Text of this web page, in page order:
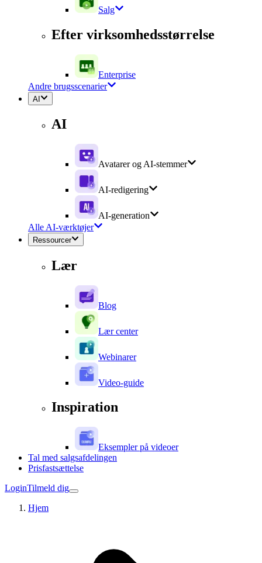
Salg
Efter virksomhedsstørrelse
Enterprise
Andre brugsscenarier
AI
AI
Avatarer og AI-stemmer
AI-redigering
AI-generation
Alle AI-værktøjer
Ressourcer
Lær
Blog
Lær center
Webinarer
Video-guide
Inspiration
Eksempler på videoer
Tal med salgsafdelingen
Prisfastsættelse
LoginTilmeld dig
Hjem